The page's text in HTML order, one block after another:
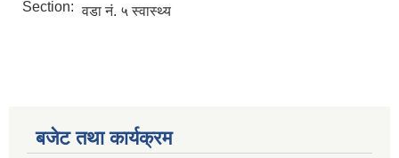
Section: वडा नं. ५ स्वास्थ्य
बजेट तथा कार्यक्रम